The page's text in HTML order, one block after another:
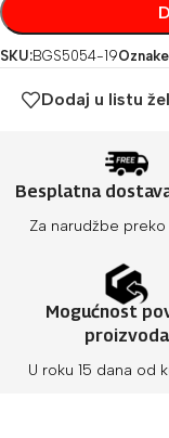
SKU:BGS5054-19
Dodaj u listu
Besplatna
Za narudžbe preko
Mogućnost
proizvoda
U roku 15 dana od